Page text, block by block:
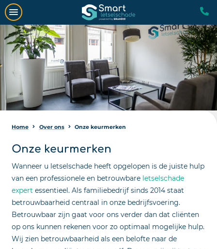
Home Over ons Onze keurmerken
Onze keurmerken
Wanneer u letselschade heeft opgelopen is de juiste hulp
van een professionele en betrouwbare letselschade
expert essentieel. Als familiebedrijf sinds 2014 staat
betrouwbaarheid centraal in onze bedrijfsvoering.
Betrouwbaar zijn gaat voor ons verder dan dat cliënten
op ons kunnen rekenen voor zo optimaal mogelijke hulp.
Wij zien betrouwbaarheid als een belofte naar de